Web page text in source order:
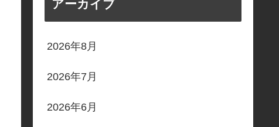
アーカイブ
2026年8月
2026年7月
2026年6月